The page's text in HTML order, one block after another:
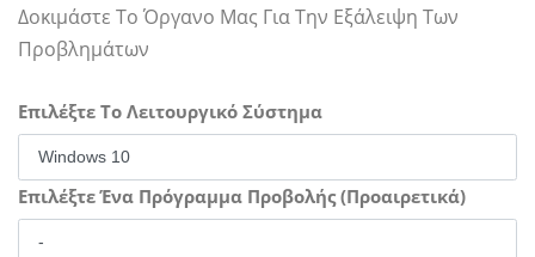
Δοκιμάστε Το Όργανο Μας Για Την Εξάλειψη Των
Προβλημάτων
Επιλέξτε Το Λειτουργικό Σύστημα
Επιλέξτε Ένα Πρόγραμμα Προβολής (Προαιρετικά)